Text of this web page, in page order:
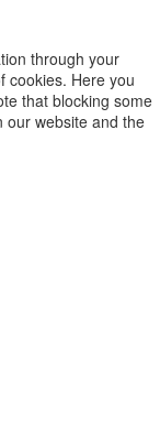
through your
cookies. Here you
that blocking some
our website and the